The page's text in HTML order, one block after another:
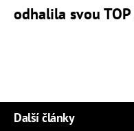
odhalila svou
Další články